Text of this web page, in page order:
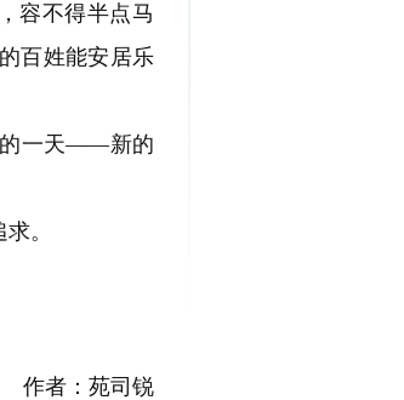
容不得半点马
百姓能安居乐
的一天——新的
。
作者：苑司锐